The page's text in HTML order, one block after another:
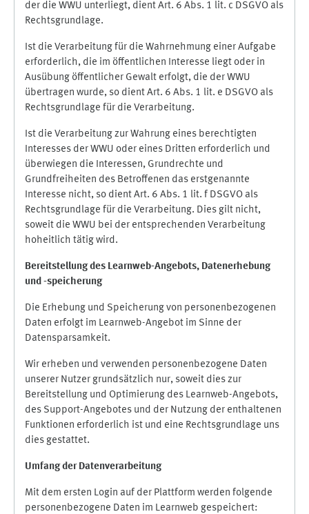
der die WWU unterliegt, dient Art. 6 Abs. 1 lit. c DSGVO als
Rechtsgrundlage.
Ist die Verarbeitung für die Wahrnehmung einer Aufgabe
erforderlich, die im öffentlichen Interesse liegt oder in
Ausübung öffentlicher Gewalt erfolgt, die der WWU
übertragen wurde, so dient Art. 6 Abs. 1 lit. e DSGVO als
Rechtsgrundlage für die Verarbeitung.
Ist die Verarbeitung zur Wahrung eines berechtigten
Interesses der WWU oder eines Dritten erforderlich und
überwiegen die Interessen, Grundrechte und
Grundfreiheiten des Betroffenen das erstgenannte
Interesse nicht, so dient Art. 6 Abs. 1 lit. f DSGVO als
Rechtsgrundlage für die Verarbeitung. Dies gilt nicht,
soweit die WWU bei der entsprechenden Verarbeitung
hoheitlich tätig wird.
Bereitstellung des Learnweb-Angebots, Datenerhebung
und -speicherung
Die Erhebung und Speicherung von personenbezogenen
Daten erfolgt im Learnweb-Angebot im Sinne der
Datensparsamkeit.
Wir erheben und verwenden personenbezogene Daten
unserer Nutzer grundsätzlich nur, soweit dies zur
Bereitstellung und Optimierung des Learnweb-Angebots,
des Support-Angebotes und der Nutzung der enthaltenen
Funktionen erforderlich ist und eine Rechtsgrundlage uns
dies gestattet.
Umfang der Datenverarbeitung
Mit dem ersten Login auf der Plattform werden folgende
personenbezogene Daten im Learnweb gespeichert: